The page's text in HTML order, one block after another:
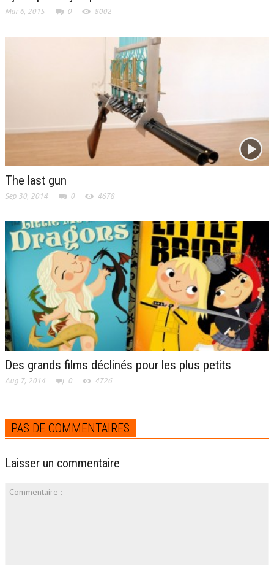
Mar 6, 2015 0 8002
The last gun
Sep 30, 2014 0 4678
Des grands films déclinés pour les plus petits
Aug 7, 2014 0 4726
PAS DE COMMENTAIRES
Laisser un commentaire